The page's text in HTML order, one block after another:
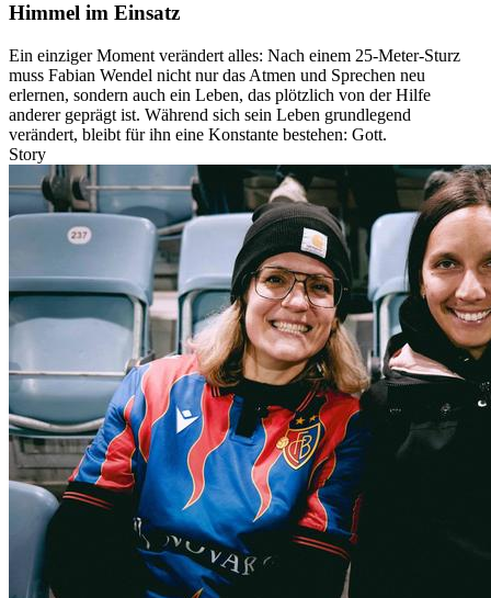
Himmel im Einsatz
Ein einziger Moment verändert alles: Nach einem 25-Meter-Sturz
muss Fabian Wendel nicht nur das Atmen und Sprechen neu
erlernen, sondern auch ein Leben, das plötzlich von der Hilfe
anderer geprägt ist. Während sich sein Leben grundlegend
verändert, bleibt für ihn eine Konstante bestehen: Gott.
Story